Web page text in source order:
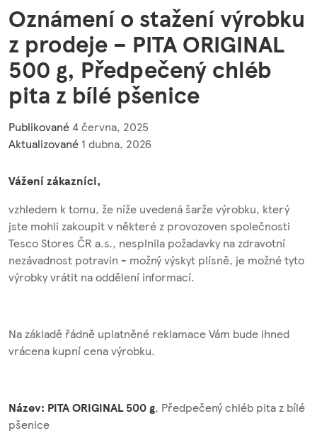
Oznámení o stažení výrobku
z prodeje – PITA ORIGINAL
500 g, Předpečený chléb
pita z bílé pšenice
Publikované4 června, 2025
Aktualizované 1 dubna, 2026
Vážení zákazníci,
vzhledem k tomu, že níže uvedená šarže výrobku, který
jste mohli zakoupit v některé z provozoven společnosti
Tesco Stores ČR a.s., nesplnila požadavky na zdravotní
nezávadnost potravin - možný výskyt plísně, je možné tyto
výrobky vrátit na oddělení informací.
Na základě řádně uplatněné reklamace Vám bude ihned
vrácena kupní cena výrobku.
Název: PITA ORIGINAL 500 g, Předpečený chléb pita z bílé
pšenice